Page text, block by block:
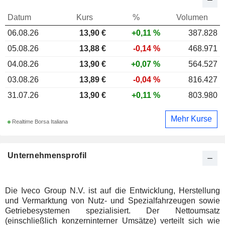
Unternehmensprofil
Die Iveco Group N.V. ist auf die Entwicklung, Herstellung
und Vermarktung von Nutz- und Spezialfahrzeugen sowie
Getriebesystemen spezialisiert. Der Nettoumsatz
(einschließlich konzerninterner Umsätze) verteilt sich wie
Datum Kurs %
Volumen
06.08.26
13,90 € +0,11 %
387.828
05.08.26
13,88 € -0,14 %
468.971
04.08.26
13,90 € +0,07 %
564.527
03.08.26
13,89 € -0,04 %
816.427
31.07.26
13,90 € +0,11 % 803.980
Realtime Borsa Italiana Mehr Kurse